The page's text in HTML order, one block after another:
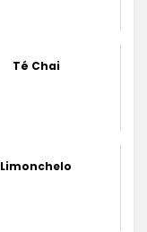
Té Chai
Limonchelo